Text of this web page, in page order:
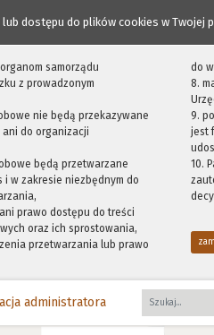
dostępu do plików cookies w Twojej
samorządu
z prowadzonym
nie będą przekazywane
do organizacji
będą przetwarzane
i w zakresie niezbędnym do
prawo dostępu do treści
oraz ich sprostowania,
przetwarzania lub prawo
do
8.
9.
jest
10.
administratora
Fraza